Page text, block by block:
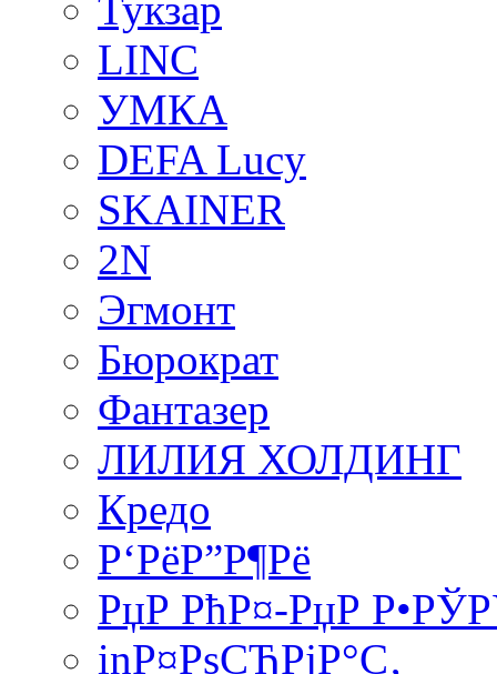
LINC
УМКА
DEFA Lucy
SKAINER
2N
Эгмонт
Бюрократ
Фантазер
ЛИЛИЯ ХОЛДИНГ
Кредо
Р‘РёР”Р¶Рё
РџР РћР¤-РџР
inР¤РѕСЂРјР°С‚